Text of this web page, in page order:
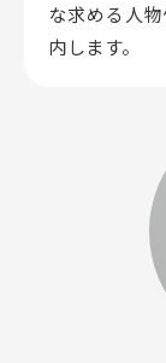
な求める人
内します。